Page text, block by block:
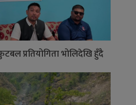
प्रतियोगिता भोलिदेखि हुँदै